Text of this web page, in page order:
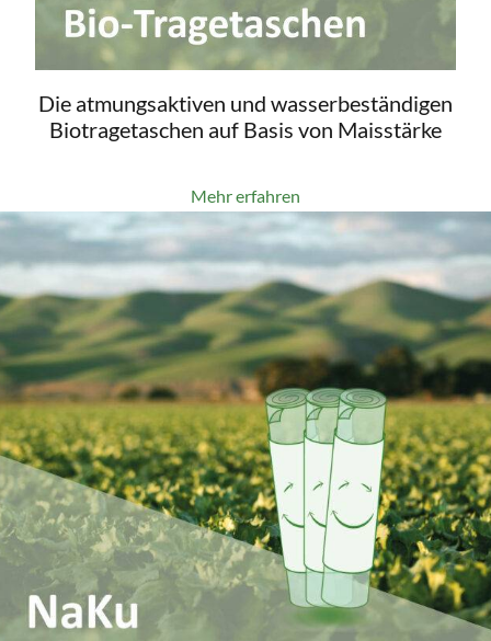
Die atmungsaktiven und wasserbeständigen
Biotragetaschen auf Basis von Maisstärke
Mehr erfahren